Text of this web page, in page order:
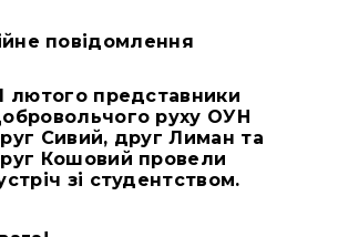
повідомлення
лютого представники
руху ОУН
Сивий, друг Лиман та
Кошовий провели
зі студентством.